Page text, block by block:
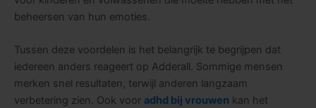
beheersen van hun emoties.
Tussen deze voordelen is het belangrijk te begrijpen dat
iedereen anders reageert op Adderall. Sommige mensen
merken snel resultaten, terwijl anderen langzaam
verbetering zien. Ook voor adhd bij vrouwen kan het